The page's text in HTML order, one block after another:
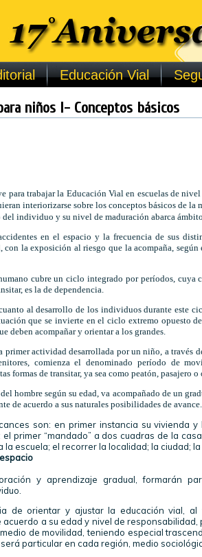
Educación Vial
niños I- Conceptos básicos
para trabajar la Educación Vial en escuelas de
interiorizarse sobre los conceptos básicos de la
del individuo y su nivel de maduración abarca
en el espacio y la frecuencia de sus
con la exposición al riesgo que la acompaña,
cubre un ciclo integrado por períodos, cuya
es la de dependencia.
al desarrollo de los individuos durante este
que se invierte en el ciclo extremo opuesto
deben acompañar y orientar a los grandes.
primer actividad desarrollada por un niño, a través
comienza el denominado período de
formas de transitar, ya sea como peatón, pasajero o
hombre según su edad, va acompañado de un
de acuerdo a sus naturales posibilidades de avance.
son: en primer instancia su vivienda
el primer “mandado” a dos cuadras de la
la escuela; el recorrer la localidad; la ciudad; la
y aprendizaje gradual, formarán
de orientar y ajustar la educación vial,
a su edad y nivel de
de movilidad, teniendo especial
particular en cada región, medio